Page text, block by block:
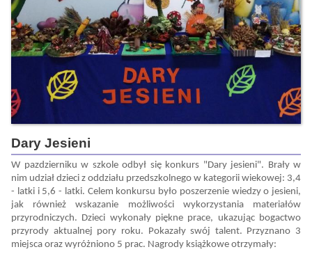
Dary Jesieni
W pazdzierniku w szkole odbył się konkurs "Dary jesieni". Brały w
nim udział dzieci z oddziału przedszkolnego w kategorii wiekowej: 3,4
- latki i 5,6 - latki. Celem konkursu było poszerzenie wiedzy o jesieni,
jak również wskazanie możliwości wykorzystania materiałów
przyrodniczych. Dzieci wykonały piękne prace, ukazując bogactwo
przyrody aktualnej pory roku. Pokazały swój talent. Przyznano 3
miejsca oraz wyróżniono 5 prac. Nagrody książkowe otrzymały: